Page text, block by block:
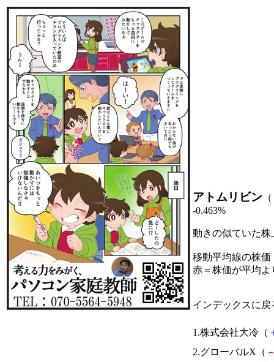
アトムリビン （
-0.463%
動きの似ていた
移動平均線の株価
赤＝株価が平均
インデックスに戻
1.株式会社大冷（
2.グローバルX（